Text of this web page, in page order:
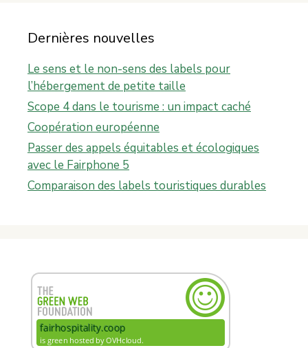
Dernières nouvelles
Le sens et le non-sens des labels pour
l’hébergement de petite taille
Scope 4 dans le tourisme : un impact caché
Coopération européenne
Passer des appels équitables et écologiques
avec le Fairphone 5
Comparaison des labels touristiques durables